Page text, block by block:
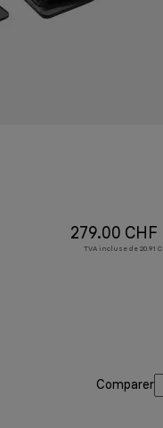
279.00 CHF
TVA incluse de 20.91
Comparer